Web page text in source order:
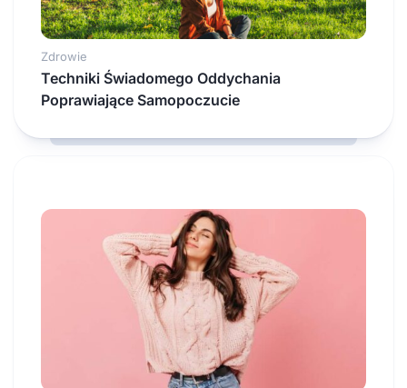
Zdrowie
Techniki Świadomego Oddychania
Poprawiające Samopoczucie